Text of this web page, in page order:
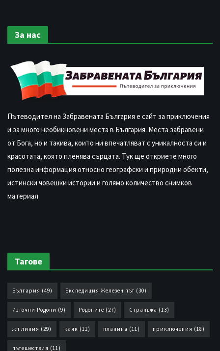
За нас
Пътеводител на Забравената България е сайт за приключения
и за много необикновени места в България. Места забравени
от Бога, но и такива, които ни впечатляват с уникалноста си и
красотата, която пленява сърцата. Тук ще откриете много
полезна информация относно географски и природни обекти,
истински човешки истории и голямо количество снимков
материал.
Тагове
България (49) Експедиция Железен път (30)
Източни Родопи (9) Родопите (27) Странджа (13)
жп линия (29) каяк (11) планина (11) приключения (18)
пътешествия (11)